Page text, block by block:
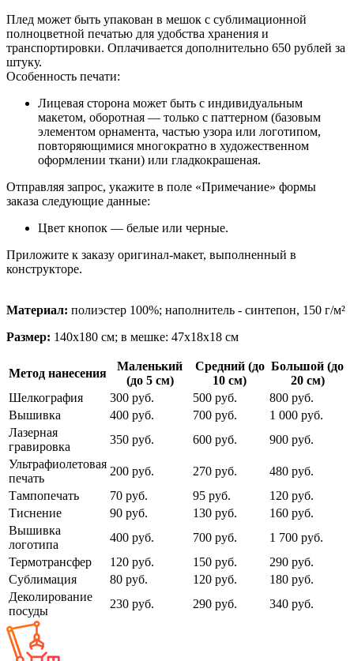
Плед может быть упакован в мешок с сублимационной
полноцветной печатью для удобства хранения и
транспортировки. Оплачивается дополнительно 650 рублей за
штуку.
Особенность печати:
Лицевая сторона может быть с индивидуальным
макетом, оборотная — только с паттерном (базовым
элементом орнамента, частью узора или логотипом,
повторяющимися многократно в художественном
оформлении ткани) или гладкокрашеная.
Отправляя запрос, укажите в поле «Примечание» формы
заказа следующие данные:
Цвет кнопок — белые или черные.
Приложите к заказу оригинал-макет, выполненный в
конструкторе.
Материал: полиэстер 100%; наполнитель - синтепон, 150 г/м²
Размер: 140х180 см; в мешке: 47х18х18 см
Метод нанесения
Маленький
(до 5 см)
Средний (до
10 см)
Большой (до
20 см)
Шелкография
300 руб. 500 руб.
800 руб.
Вышивка
400 руб. 700 руб.
1 000 руб.
Лазерная
гравировка
350 руб. 600 руб.
900 руб.
Ультрафиолетовая
печать
200 руб. 270 руб.
480 руб.
Тампопечать
70 руб. 95 руб.
120 руб.
Тиснение
90 руб. 130 руб.
160 руб.
Вышивка
логотипа
400 руб. 700 руб.
1 700 руб.
Термотрансфер
120 руб. 150 руб.
290 руб.
Сублимация
80 руб. 120 руб.
180 руб.
Деколирование
посуды
230 руб. 290 руб. 340 руб.